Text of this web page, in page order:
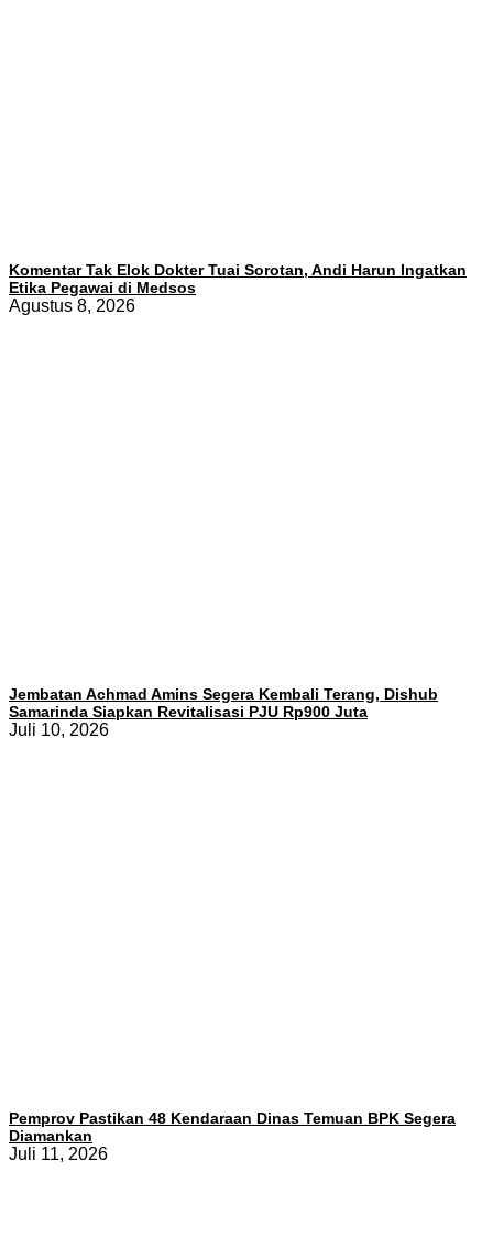
Komentar Tak Elok Dokter Tuai Sorotan, Andi Harun Ingatkan
Etika Pegawai di Medsos
Agustus 8, 2026
Jembatan Achmad Amins Segera Kembali Terang, Dishub
Samarinda Siapkan Revitalisasi PJU Rp900 Juta
Juli 10, 2026
Pemprov Pastikan 48 Kendaraan Dinas Temuan BPK Segera
Diamankan
Juli 11, 2026